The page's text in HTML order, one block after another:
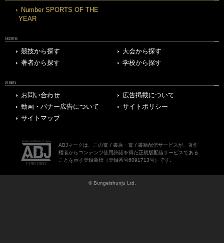
Number SPORTS OF THE
YEAR
ARCHIVE
競技から探す
大会から探す
著者から探す
学校から探す
OTHERS
お問い合わせ
広告掲載について
動画・バナー広告について
サイトポリシー
サイトマップ
ABJマークは、この電子書店・電子書籍配信サービスが、著作
権者からコンテンツ使用許諾を得た正規版配信サービスである
ことを示す登録商標（登録番号6091713号）です。
© Bungeishunju Ltd.